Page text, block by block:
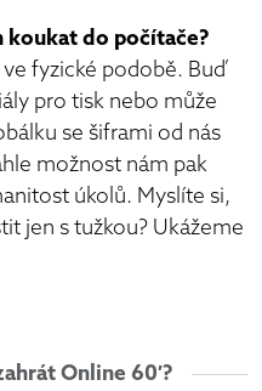
koukat do počítače?
fyzické podobě. Buď
pro tisk nebo může
se šiframi od nás
možnost nám pak
úkolů. Myslíte si,
jen s tužkou? Ukážeme
Online 60′?